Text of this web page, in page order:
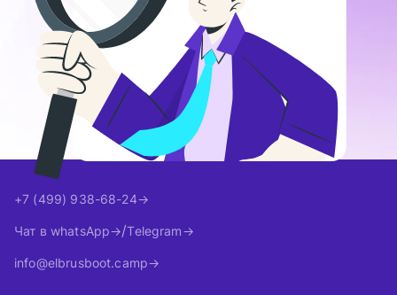
+7 (499) 938-68-24
Чат в whatsApp Telegram
info@elbrusboot.camp